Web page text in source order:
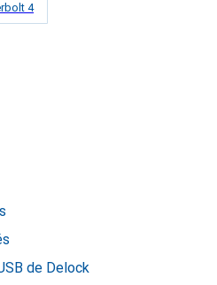
4
de Delock